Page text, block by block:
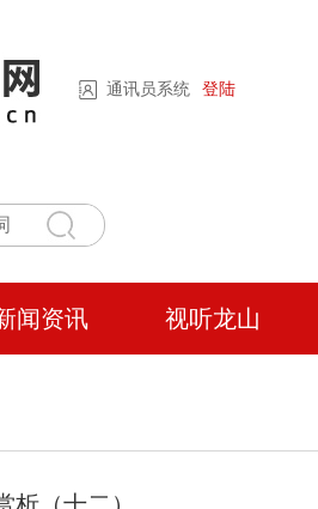
通讯员系统 登陆
闻资讯 视听龙山